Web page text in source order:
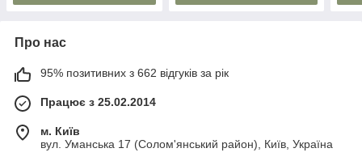
Про нас
95% позитивних з 662 відгуків за рік
Працює з 25.02.2014
м. Київ
вул. Уманська 17 (Солом'янський район), Київ, Україна